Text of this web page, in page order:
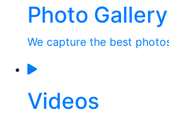
Photo Gallery
We capture the best
Videos